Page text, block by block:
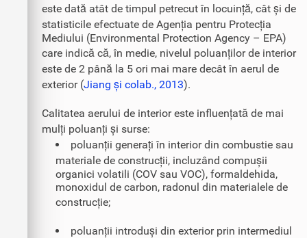
este dată atât de timpul petrecut în locuință, cât și de
statisticile efectuate de Agenția pentru Protecția
Mediului (Environmental Protection Agency – EPA)
care indică că, în medie, nivelul poluanților de interior
este de 2 până la 5 ori mai mare decât în aerul de
exterior (Jiang și colab., 2013).
Calitatea aerului de interior este influențată de mai
mulți poluanți și surse:
poluanții generați în interior din combustie sau
materiale de construcții, incluzând compușii
organici volatili (COV sau VOC), formaldehida,
monoxidul de carbon, radonul din materialele de
construcție;
poluanții introduși din exterior prin intermediul